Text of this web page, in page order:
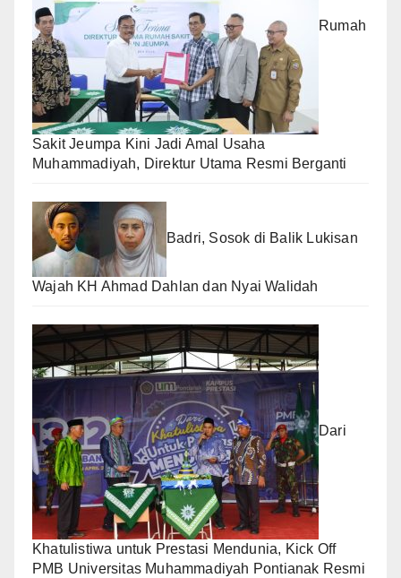
Rumah
Sakit Jeumpa Kini Jadi Amal Usaha
Muhammadiyah, Direktur Utama Resmi Berganti
Badri, Sosok di Balik Lukisan
Wajah KH Ahmad Dahlan dan Nyai Walidah
Dari
Khatulistiwa untuk Prestasi Mendunia, Kick Off
PMB Universitas Muhammadiyah Pontianak Resmi